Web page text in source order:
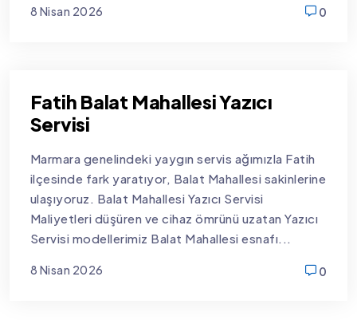
8 Nisan 2026
0
Fatih Balat Mahallesi Yazıcı
Servisi
Marmara genelindeki yaygın servis ağımızla Fatih
ilçesinde fark yaratıyor, Balat Mahallesi sakinlerine
ulaşıyoruz. Balat Mahallesi Yazıcı Servisi
Maliyetleri düşüren ve cihaz ömrünü uzatan Yazıcı
Servisi modellerimiz Balat Mahallesi esnafı...
8 Nisan 2026
0